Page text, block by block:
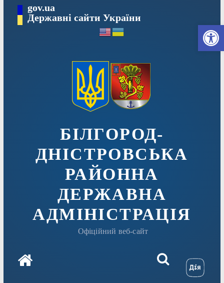
вмісту
gov.ua
Державні сайти України
БІЛГОРОД-
ДНІСТРОВСЬКА
РАЙОННА
ДЕРЖАВНА
АДМІНІСТРАЦІЯ
Офіційний веб-сайт